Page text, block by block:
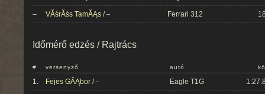
– VĂśrĂśs TamĂĄs /– Ferrari 312
Időmérő edzés / Rajtrács
# versenyző autó
1. Fejes GĂĄbor /– Eagle T1G